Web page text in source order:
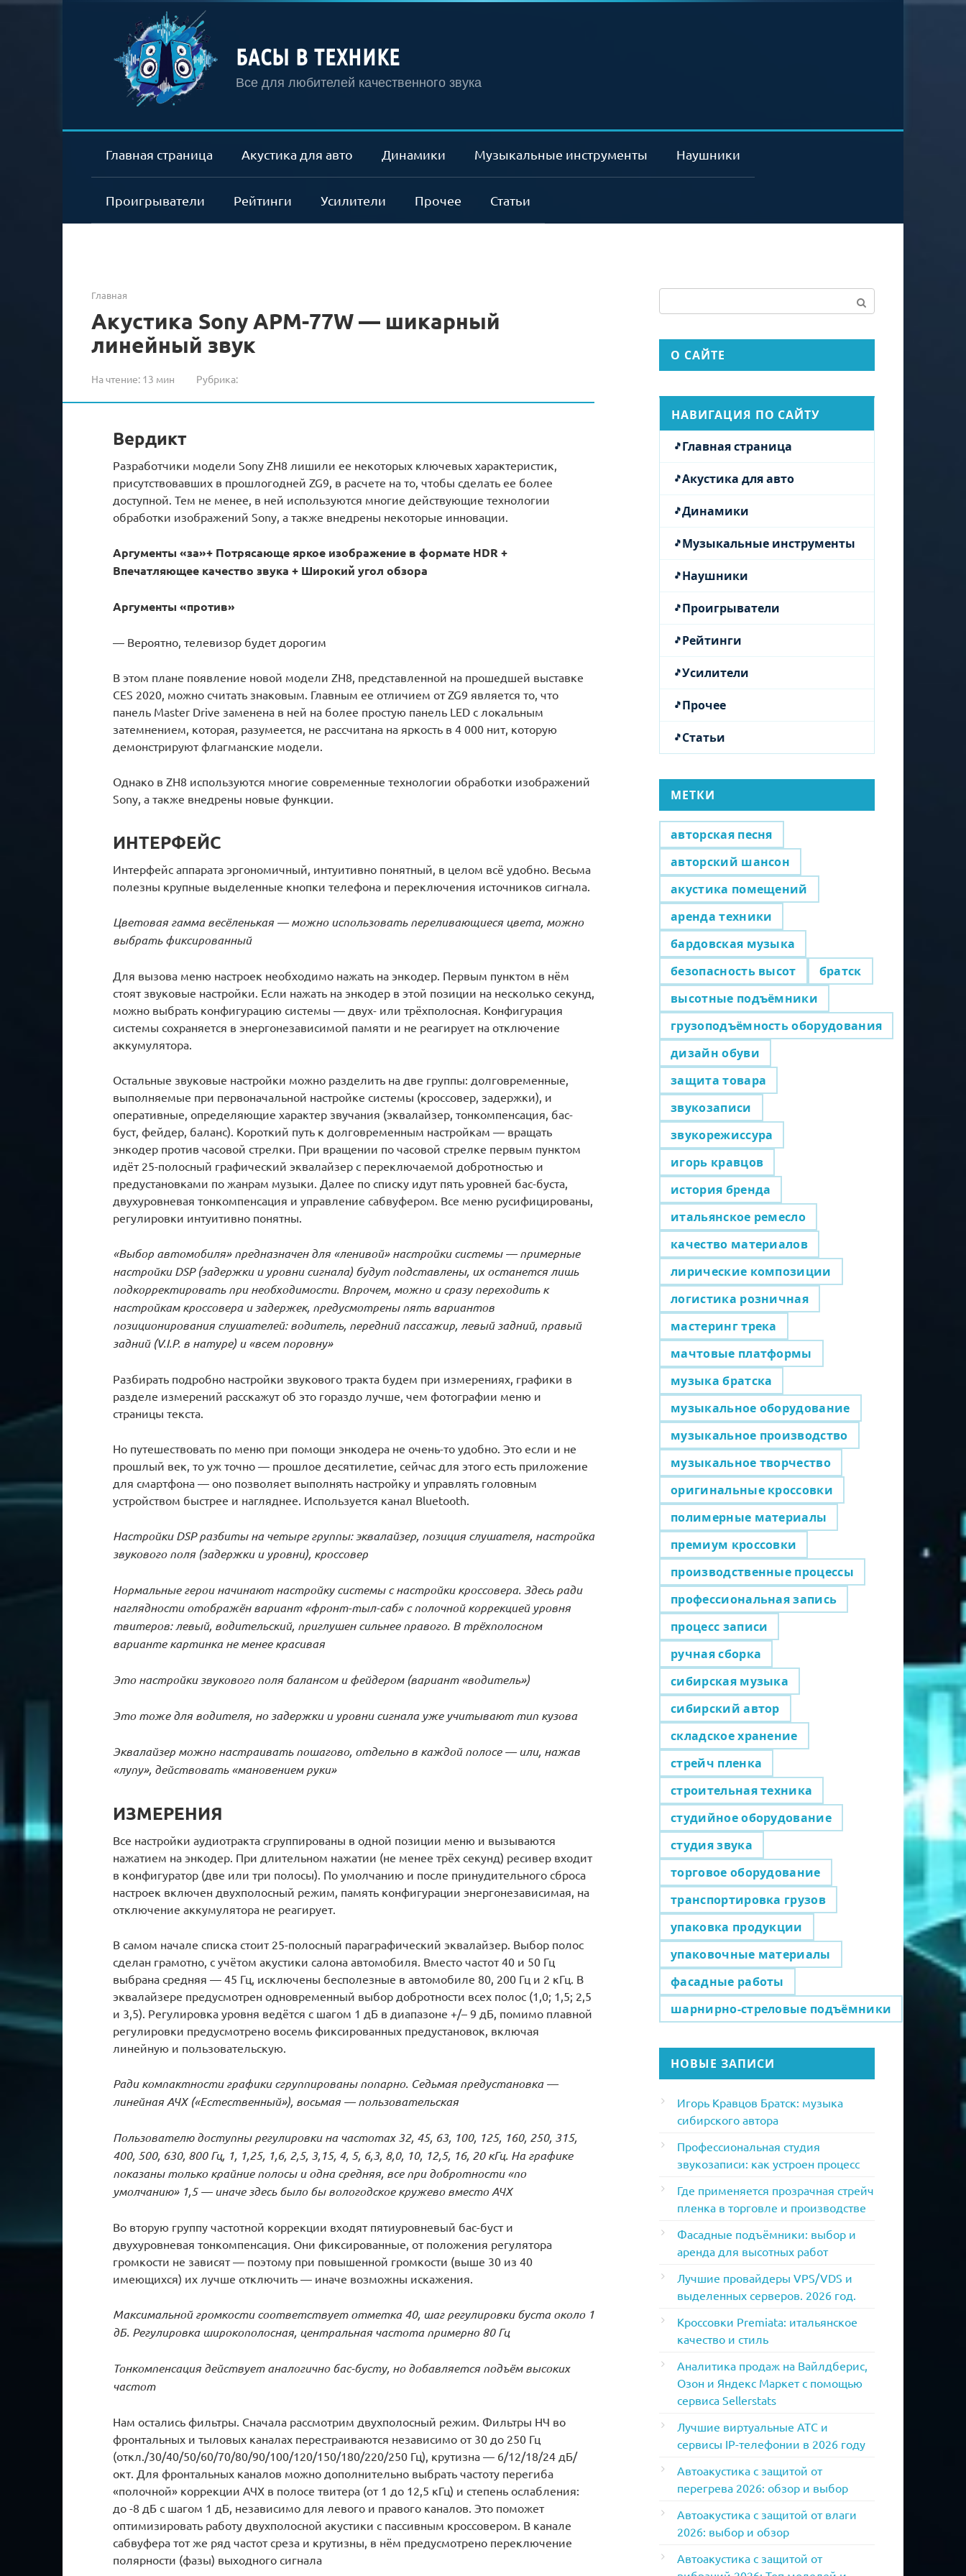
БАСЫ В ТЕХНИКЕ
Все для любителей качественного звука
Главная страница Акустика для авто Динамики Музыкальные инструменты Наушники
Проигрыватели Рейтинги Усилители Прочее Статьи
Главная
Акустика Sony APM-77W — шикарный
линейный звук
На чтение: 13 мин Рубрика:
Вердикт
Разработчики модели Sony ZH8 лишили ее некоторых ключевых характеристик,
присутствовавших в прошлогодней ZG9, в расчете на то, чтобы сделать ее более
доступной. Тем не менее, в ней используются многие действующие технологии
обработки изображений Sony, а также внедрены некоторые инновации.
Аргументы «за»+ Потрясающе яркое изображение в формате HDR +
Впечатляющее качество звука + Широкий угол обзора
Аргументы «против»
— Вероятно, телевизор будет дорогим
В этом плане появление новой модели ZH8, представленной на прошедшей выставке
CES 2020, можно считать знаковым. Главным ее отличием от ZG9 является то, что
панель Master Drive заменена в ней на более простую панель LED с локальным
затемнением, которая, разумеется, не рассчитана на яркость в 4 000 нит, которую
демонстрируют флагманские модели.
Однако в ZH8 используются многие современные технологии обработки изображений
Sony, а также внедрены новые функции.
ИНТЕРФЕЙС
Интерфейс аппарата эргономичный, интуитивно понятный, в целом всё удобно. Весьма
полезны крупные выделенные кнопки телефона и переключения источников сигнала.
Цветовая гамма весёленькая — можно использовать переливающиеся цвета, можно
выбрать фиксированный
Для вызова меню настроек необходимо нажать на энкодер. Первым пунктом в нём
стоят звуковые настройки. Если нажать на энкодер в этой позиции на несколько секунд,
можно выбрать конфигурацию системы — двух- или трёхполосная. Конфигурация
системы сохраняется в энергонезависимой памяти и не реагирует на отключение
аккумулятора.
Остальные звуковые настройки можно разделить на две группы: долговременные,
выполняемые при первоначальной настройке системы (кроссовер, задержки), и
оперативные, определяющие характер звучания (эквалайзер, тонкомпенсация, бас-
буст, фейдер, баланс). Короткий путь к долговременным настройкам — вращать
энкодер против часовой стрелки. При вращении по часовой стрелке первым пунктом
идёт 25-полосный графический эквалайзер с переключаемой добротностью и
предустановками по жанрам музыки. Далее по списку идут пять уровней бас-буста,
двухуровневая тонкомпенсация и управление сабвуфером. Все меню русифицированы,
регулировки интуитивно понятны.
«Выбор автомобиля» предназначен для «ленивой» настройки системы — примерные
настройки DSP (задержки и уровни сигнала) будут подставлены, их останется лишь
подкорректировать при необходимости. Впрочем, можно и сразу переходить к
настройкам кроссовера и задержек, предусмотрены пять вариантов
позиционирования слушателей: водитель, передний пассажир, левый задний, правый
задний (V.I.P. в натуре) и «всем поровну»
Разбирать подробно настройки звукового тракта будем при измерениях, графики в
разделе измерений расскажут об это гораздо лучше, чем фотографии меню и
страницы текста.
Но путешествовать по меню при помощи энкодера не очень-то удобно. Это если и не
прошлый век, то уж точно — прошлое десятилетие, сейчас для этого есть приложение
для смартфона — оно позволяет выполнять настройку и управлять головным
устройством быстрее и нагляднее. Используется канал Bluetooth.
Настройки DSP разбиты на четыре группы: эквалайзер, позиция слушателя, настройка
звукового поля (задержки и уровни), кроссовер
Нормальные герои начинают настройку системы с настройки кроссовера. Здесь ради
наглядности отображён вариант «фронт-тыл-саб» с полочной коррекцией уровня
твитеров: левый, водительский, приглушен сильнее правого. В трёхполосном
варианте картинка не менее красивая
Это настройки звукового поля балансом и фейдером (вариант «водитель»)
Это тоже для водителя, но задержки и уровни сигнала уже учитывают тип кузова
Эквалайзер можно настраивать пошагово, отдельно в каждой полосе — или, нажав
«лупу», действовать «мановением руки»
ИЗМЕРЕНИЯ
Все настройки аудиотракта сгруппированы в одной позиции меню и вызываются
нажатием на энкодер. При длительном нажатии (не менее трёх секунд) ресивер входит
в конфигуратор (две или три полосы). По умолчанию и после принудительного сброса
настроек включен двухполосный режим, память конфигурации энергонезависимая, на
отключение аккумулятора не реагирует.
В самом начале списка стоит 25-полосный параграфический эквалайзер. Выбор полос
сделан грамотно, с учётом акустики салона автомобиля. Вместо частот 40 и 50 Гц
выбрана средняя — 45 Гц, исключены бесполезные в автомобиле 80, 200 Гц и 2 кГц. В
эквалайзере предусмотрен одновременный выбор добротности всех полос (1,0; 1,5; 2,5
и 3,5). Регулировка уровня ведётся с шагом 1 дБ в диапазоне +/– 9 дБ, помимо плавной
регулировки предусмотрено восемь фиксированных предустановок, включая
линейную и пользовательскую.
Ради компактности графики сгруппированы попарно. Седьмая предустановка —
линейная АЧХ («Естественный»), восьмая — пользовательская
Пользователю доступны регулировки на частотах 32, 45, 63, 100, 125, 160, 250, 315,
400, 500, 630, 800 Гц, 1, 1,25, 1,6, 2,5, 3,15, 4, 5, 6,3, 8,0, 10, 12,5, 16, 20 кГц. На графике
показаны только крайние полосы и одна средняя, все при добротности «по
умолчанию» 1,5 — иначе здесь было бы вологодское кружево вместо АЧХ
Во вторую группу частотной коррекции входят пятиуровневый бас-буст и
двухуровневая тонкомпенсация. Они фиксированные, от положения регулятора
громкости не зависят — поэтому при повышенной громкости (выше 30 из 40
имеющихся) их лучше отключить — иначе возможны искажения.
Максимальной громкости соответствует отметка 40, шаг регулировки буста около 1
дБ. Регулировка широкополосная, центральная частота примерно 80 Гц
Тонкомпенсация действует аналогично бас-бусту, но добавляется подъём высоких
частот
Нам остались фильтры. Сначала рассмотрим двухполосный режим. Фильтры НЧ во
фронтальных и тыловых каналах перестраиваются независимо от 30 до 250 Гц
(откл./30/40/50/60/70/80/90/100/120/150/180/220/250 Гц), крутизна — 6/12/18/24 дБ/
окт. Для фронтальных каналов можно дополнительно выбрать частоту перегиба
«полочной» коррекции АЧХ в полосе твитера (от 1 до 12,5 кГц) и степень ослабления:
до -8 дБ с шагом 1 дБ, независимо для левого и правого каналов. Это поможет
оптимизировать работу двухполосной акустики с пассивным кроссовером. В канале
сабвуфера тот же ряд частот среза и крутизны, в нём предусмотрено переключение
полярности (фазы) выходного сигнала
О САЙТЕ
НАВИГАЦИЯ ПО САЙТУ
Главная страница
Акустика для авто
Динамики
Музыкальные инструменты
Наушники
Проигрыватели
Рейтинги
Усилители
Прочее
Статьи
МЕТКИ
авторская песня
авторский шансон
акустика помещений
аренда техники
бардовская музыка
безопасность высот
братск
высотные подъёмники
грузоподъёмность оборудования
дизайн обуви
защита товара
звукозаписи
звукорежиссура
игорь кравцов
история бренда
итальянское ремесло
качество материалов
лирические композиции
логистика розничная
мастеринг трека
мачтовые платформы
музыка братска
музыкальное оборудование
музыкальное производство
музыкальное творчество
оригинальные кроссовки
полимерные материалы
премиум кроссовки
производственные процессы
профессиональная запись
процесс записи
ручная сборка
сибирская музыка
сибирский автор
складское хранение
стрейч пленка
строительная техника
студийное оборудование
студия звука
торговое оборудование
транспортировка грузов
упаковка продукции
упаковочные материалы
фасадные работы
шарнирно-стреловые подъёмники
НОВЫЕ ЗАПИСИ
Игорь Кравцов Братск: музыка
сибирского автора
Профессиональная студия
звукозаписи: как устроен процесс
Где применяется прозрачная стрейч
пленка в торговле и производстве
Фасадные подъёмники: выбор и
аренда для высотных работ
Лучшие провайдеры VPS/VDS и
выделенных серверов. 2026 год.
Кроссовки Premiata: итальянское
качество и стиль
Аналитика продаж на Вайлдберис,
Озон и Яндекс Маркет с помощью
сервиса Sellerstats
Лучшие виртуальные АТС и
сервисы IP-телефонии в 2026 году
Автоакустика с защитой от
перегрева 2026: обзор и выбор
Автоакустика с защитой от влаги
2026: выбор и обзор
Автоакустика с защитой от